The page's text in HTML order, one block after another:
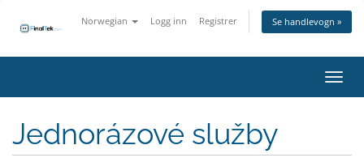
Norwegian Logg inn Registrer Se handlevogn »
Bytt
Jednorázové služby